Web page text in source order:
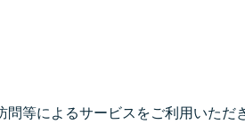
等によるサービスをご利用いただ